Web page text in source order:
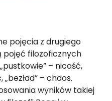
pojęcia z drugiego
pojęć filozoficznych
– nicość,
– chaos.
wyników takiej